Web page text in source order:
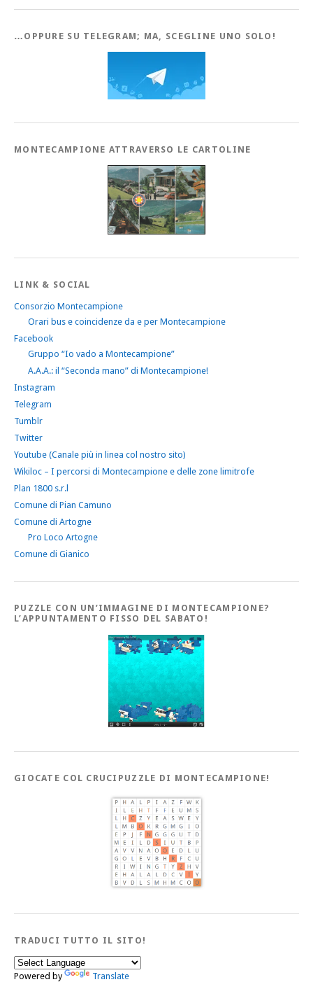
…OPPURE SU TELEGRAM; MA, SCEGLINE UNO SOLO!
MONTECAMPIONE ATTRAVERSO LE CARTOLINE
LINK & SOCIAL
Consorzio Montecampione
Orari bus e coincidenze da e per Montecampione
Facebook
Gruppo “Io vado a Montecampione”
A.A.A.: il “Seconda mano” di Montecampione!
Instagram
Telegram
Tumblr
Twitter
Youtube (Canale più in linea col nostro sito)
Wikiloc – I percorsi di Montecampione e delle zone limitrofe
Plan 1800 s.r.l
Comune di Pian Camuno
Comune di Artogne
Pro Loco Artogne
Comune di Gianico
PUZZLE CON UN’IMMAGINE DI MONTECAMPIONE?
L’APPUNTAMENTO FISSO DEL SABATO!
GIOCATE COL CRUCIPUZZLE DI MONTECAMPIONE!
TRADUCI TUTTO IL SITO!
Powered by Translate